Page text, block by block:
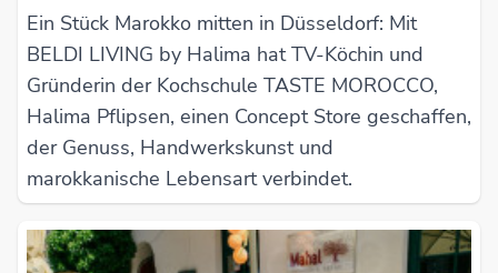
Ein Stück Marokko mitten in Düsseldorf: Mit
BELDI LIVING by Halima hat TV-Köchin und
Gründerin der Kochschule TASTE MOROCCO,
Halima Pflipsen, einen Concept Store geschaffen,
der Genuss, Handwerkskunst und
marokkanische Lebensart verbindet.